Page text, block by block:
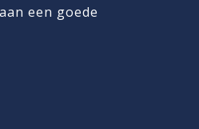
een goede